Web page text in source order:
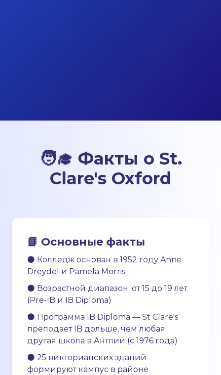
🧑‍🎓 Факты о St.
Clare's Oxford
📗 Основные факты
⚫ Колледж основан в 1952 году Anne
Dreydel и Pamela Morris
⚫ Возрастной диапазон: от 15 до 19 лет
(Pre-IB и IB Diploma)
⚫ Программа IB Diploma — St Clare's
преподает IB дольше, чем любая
другая школа в Англии (с 1976 года)
⚫ 25 викторианских зданий
формируют кампус в районе